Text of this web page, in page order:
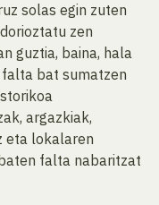
solas egin zuten
zen
guztia, baina, hala
bat sumatzen
argazkiak,
eta lokalaren
falta nabaritzat